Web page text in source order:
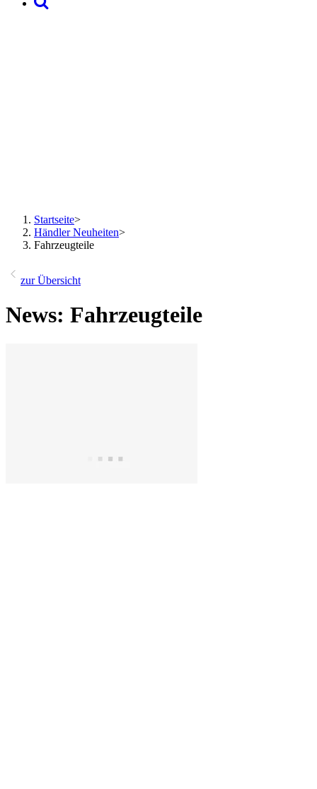
Startseite>
Händler Neuheiten>
Fahrzeugteile
zur Übersicht
News: Fahrzeugteile